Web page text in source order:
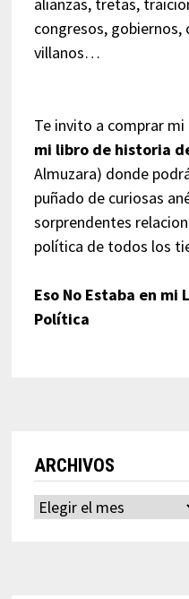
congresos,
villanos…
Te invito a comprar mi
mi libro de historia
Almuzara) donde
puñado de curiosas
sorprendentes
política de todos los
Eso No Estaba en
Política
ARCHIVOS
Archivos